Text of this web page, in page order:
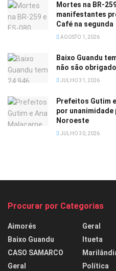
Mortes na BR-
manifestantes
Café na segunda
AGOSTO 1, 2026
Baixo Guandu
não são
JULHO 31, 2026
Prefeitos Gutim
por unanimidade
Noroeste
JULHO 30, 2026
Procurar por Categorias
Aimorés
Baixo Guandu
CASO SAMARCO
Geral
Geral
Itueta
Política